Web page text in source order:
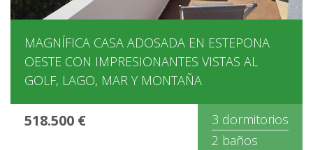
MAGNÍFICA CASA ADOSADA EN ESTEPONA
OESTE CON IMPRESIONANTES VISTAS AL
GOLF, LAGO, MAR Y MONTAÑA
518.500 €
3 dormitorios
2 baños